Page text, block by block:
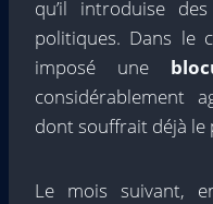
qu’il introduise
politiques. Dans le
imposé une
considérablement
dont souffrait déjà le
Le mois suivant,